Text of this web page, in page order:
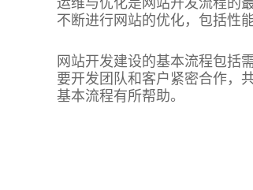
运维与优化是网站开发流程的
不断进行网站的优化，包括性
网站开发建设的基本流程包括
要开发团队和客户紧密合作，
基本流程有所帮助。